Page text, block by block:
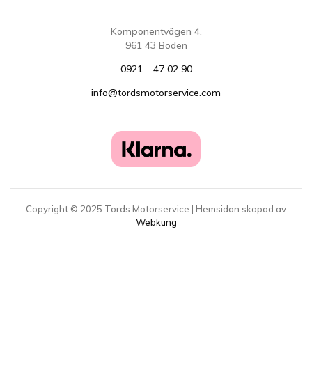
Komponentvägen 4,
961 43 Boden
0921 – 47 02 90
info@tordsmotorservice.com
Copyright © 2025 Tords Motorservice | Hemsidan skapad av
Webkung